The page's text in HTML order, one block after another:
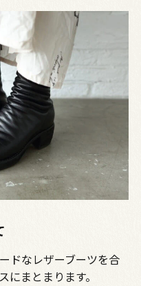
ドなレザーブーツを合
まとまります。